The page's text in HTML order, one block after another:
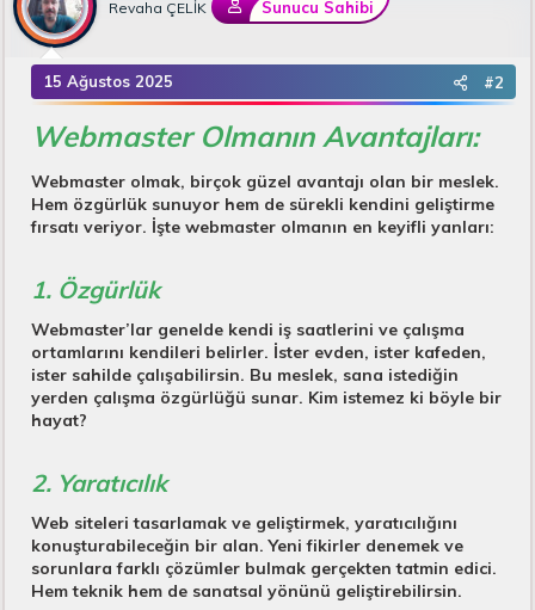
Revaha ÇELİK Sunucu Sahibi
15 Ağustos 2025 #2
Webmaster Olmanın Avantajları:
Webmaster olmak, birçok güzel avantajı olan bir meslek.
Hem özgürlük sunuyor hem de sürekli kendini geliştirme
fırsatı veriyor. İşte webmaster olmanın en keyifli yanları:
1. Özgürlük
Webmaster’lar genelde kendi iş saatlerini ve çalışma
ortamlarını kendileri belirler. İster evden, ister kafeden,
ister sahilde çalışabilirsin. Bu meslek, sana istediğin
yerden çalışma özgürlüğü sunar. Kim istemez ki böyle bir
hayat?
2. Yaratıcılık
Web siteleri tasarlamak ve geliştirmek, yaratıcılığını
konuşturabileceğin bir alan. Yeni fikirler denemek ve
sorunlara farklı çözümler bulmak gerçekten tatmin edici.
Hem teknik hem de sanatsal yönünü geliştirebilirsin.